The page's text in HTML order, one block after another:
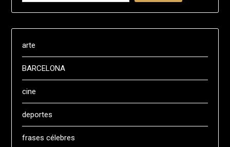
arte
BARCELONA
cine
deportes
frases célebres